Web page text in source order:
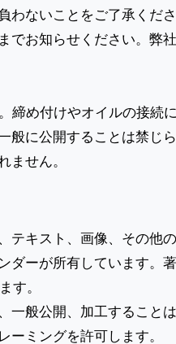
ないことをご了承くださ
でお知らせください。弊
締め付けやオイルの接続
に公開することは禁じら
ません。
キスト、画像、その他の
ダーが所有しています。
す。
般公開、加工することは
ミングを許可します。